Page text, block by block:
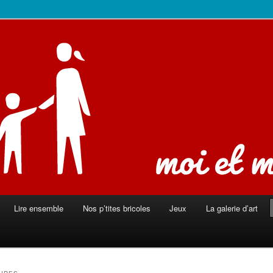
Lire ensemble Nos p’tites bricoles Jeux La galerie d’art